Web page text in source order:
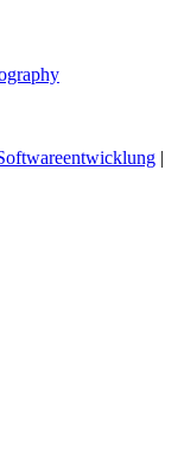
|